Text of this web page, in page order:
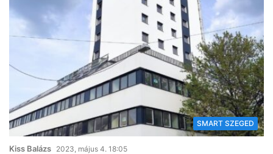
SMART SZEGED
Kiss Balázs 2023, május 4. 18:05